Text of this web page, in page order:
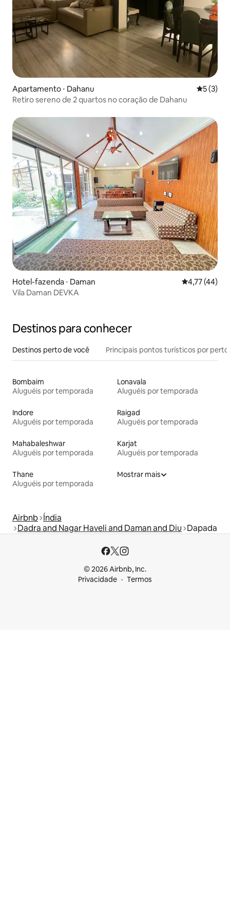
Apartamento ⋅ Dahanu 5 de
5 (3)
Retiro sereno de 2 quartos no coração de Dahanu
Hotel-fazenda ⋅ Daman 4,77 de uma
4,77 (44)
Vila Daman DEVKA
Destinos para conhecer
Destinos perto de você Principais pontos turísticos por perto
Bombaim
Aluguéis por temporada
Lonavala
Aluguéis por temporada
Indore
Aluguéis por temporada
Raigad
Aluguéis por temporada
Mahabaleshwar
Aluguéis por temporada
Karjat
Aluguéis por temporada
Thane
Aluguéis por temporada
Mostrar mais
Airbnb Índia
Dadra and Nagar Haveli and Daman and Diu Dapada
© 2026 Airbnb, Inc.
Privacidade
Termos